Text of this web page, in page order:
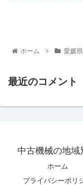
ホーム 愛媛県
最近のコメント
中古機械の地域
ホーム
プライバシーポリ